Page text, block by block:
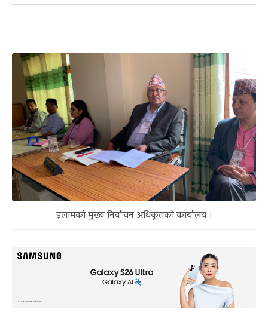
इलामको मुख्य निर्वाचन अधिकृतको कार्यालय ।